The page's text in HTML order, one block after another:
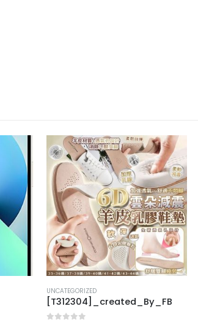
UNCATEGORIZED
[T312304]_created_By_FB